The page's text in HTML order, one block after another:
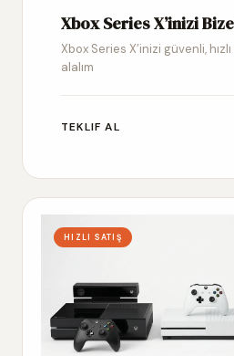
Xbox Series X’inizi
Xbox Series X’inizi güvenli,
alalım
TEKLIF AL
HIZLI SATIŞ